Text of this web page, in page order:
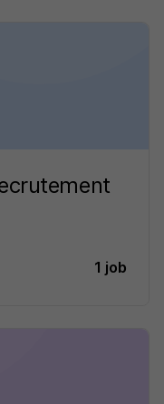
1 job